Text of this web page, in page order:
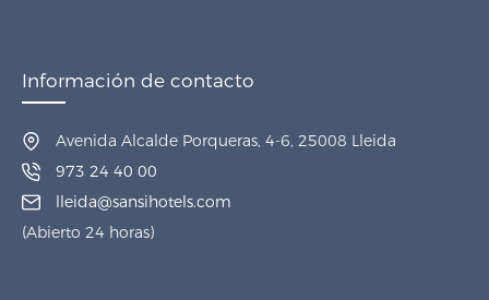
Información de contacto
Avenida Alcalde Porqueras, 4-6, 25008 Lleida
973 24 40 00
lleida@sansihotels.com
(Abierto 24 horas)